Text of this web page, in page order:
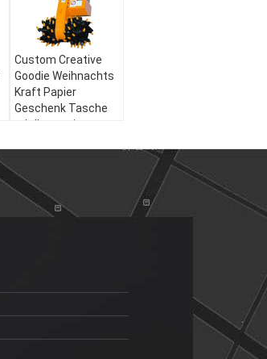
Custom Creative
Goodie Weihnachts
Kraft Papier
Geschenk Tasche
mit Ihrem eigenen